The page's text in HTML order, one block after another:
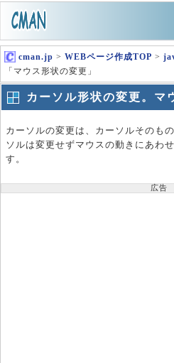
cman.jp > WEBページ作成TOP >
「マウス形状の変更」
カーソル形状の変更。マ
カーソルの変更は、カーソルそのも
ソルは変更せずマウスの動きにあわ
す。
広告